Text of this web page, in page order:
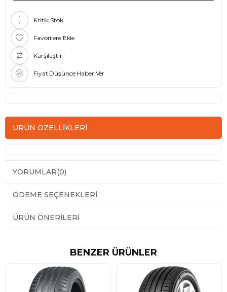
Kritik Stok
Favorilere Ekle
Karşılaştır
Fiyat Düşünce Haber Ver
ÜRÜN ÖZELLIKLERI
YORUMLAR(0)
ÖDEME SEÇENEKLERI
ÜRÜN ÖNERILERI
BENZER ÜRÜNLER